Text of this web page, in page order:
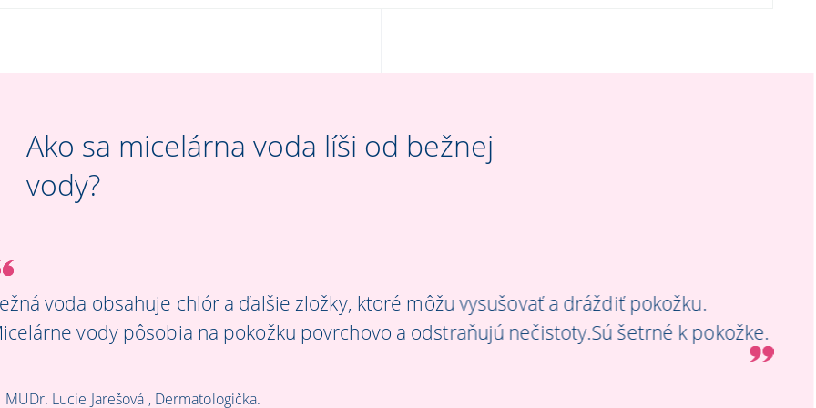
Ako sa micelárna voda líši od bežnej
vody?
voda obsahuje chlór a ďalšie zložky, ktoré môžu vysušovať a dráždiť pokožku.
vody pôsobia na pokožku povrchovo a odstraňujú nečistoty.Sú šetrné k pokožke.
MUDr. Lucie Jarešová , Dermatologička.